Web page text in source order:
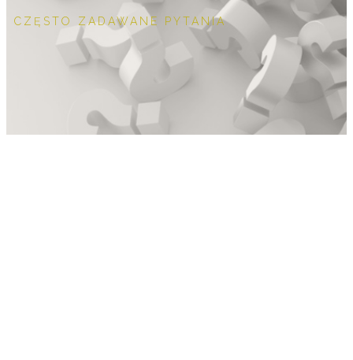
CZĘSTO ZADAWANE PYTANIA